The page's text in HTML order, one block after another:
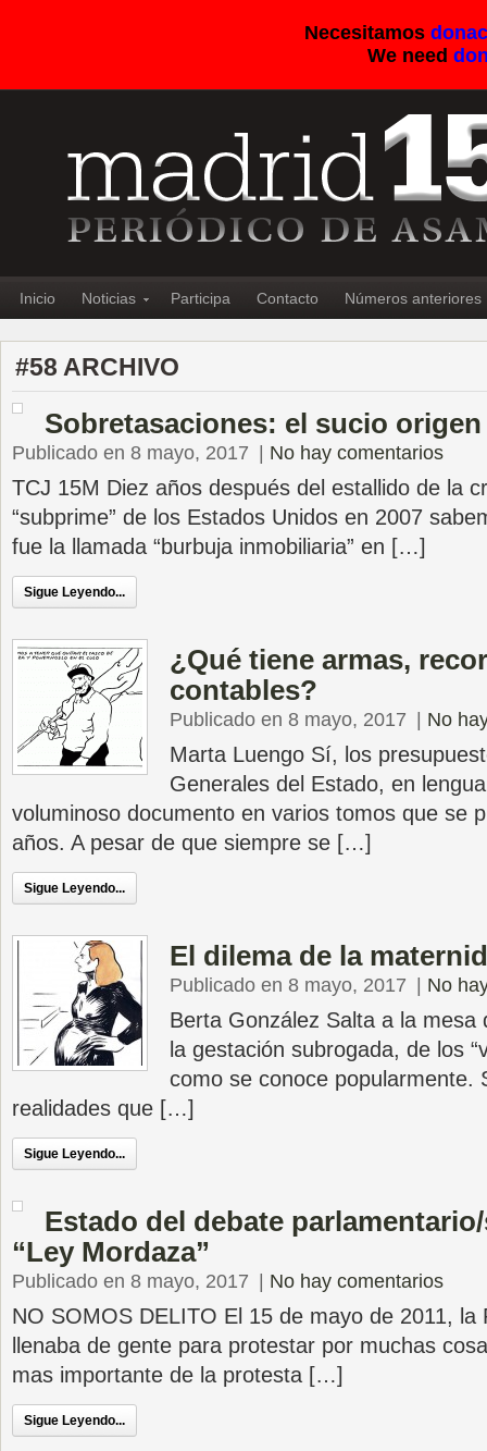
Necesitamos
We need
Inicio Noticias Participa Contacto Números anteriores
#58 ARCHIVO
Sobretasaciones: el sucio origen
Publicado en 8 mayo, 2017 No hay comentarios
TCJ 15M Diez años después del estallido de la
“subprime” de los Estados Unidos en 2007
fue la llamada “burbuja inmobiliaria” en […]
Sigue Leyendo...
¿Qué tiene armas,
contables?
Publicado en 8 mayo, 2017 No
Marta Luengo Sí, los
Generales del Estado, en
voluminoso documento en varios tomos que se
años. A pesar de que siempre se […]
Sigue Leyendo...
El dilema de la
Publicado en 8 mayo, 2017 No
Berta González Salta a la mesa
la gestación subrogada, de los
como se conoce popularmente.
realidades que […]
Sigue Leyendo...
Estado del debate
“Ley Mordaza”
Publicado en 8 mayo, 2017 No hay comentarios
NO SOMOS DELITO El 15 de mayo de 2011, la
llenaba de gente para protestar por muchas
mas importante de la protesta […]
Sigue Leyendo...